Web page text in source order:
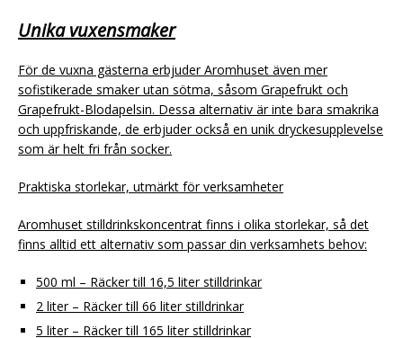
Unika vuxensmaker
För de vuxna gästerna erbjuder Aromhuset även mer
sofistikerade smaker utan sötma, såsom Grapefrukt och
Grapefrukt-Blodapelsin. Dessa alternativ är inte bara smakrika
och uppfriskande, de erbjuder också en unik dryckesupplevelse
som är helt fri från socker.
Praktiska storlekar, utmärkt för verksamheter
Aromhuset stilldrinkskoncentrat finns i olika storlekar, så det
finns alltid ett alternativ som passar din verksamhets behov:
500 ml – Räcker till 16,5 liter stilldrinkar
2 liter – Räcker till 66 liter stilldrinkar
5 liter – Räcker till 165 liter stilldrinkar